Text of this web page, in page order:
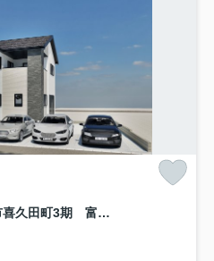
新築戸建・新築建売 郡山市喜久田町3期 富田東小学校・富田中学校